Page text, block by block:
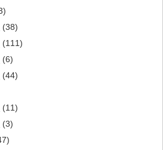
(38)
(111)
(6)
(44)
(11)
(3)